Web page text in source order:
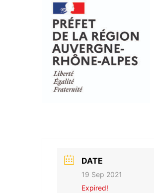
DATE
19 Sep 2021
Expired!